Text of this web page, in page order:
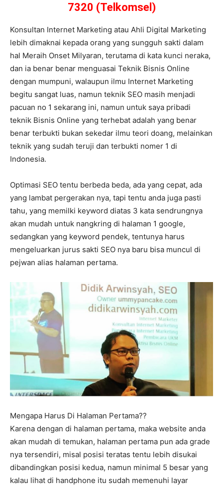
7320 (Telkomsel)
Konsultan Internet Marketing atau Ahli Digital Marketing
lebih dimaknai kepada orang yang sungguh sakti dalam
hal Meraih Onset Milyaran, terutama di kata kunci neraka,
dan ia benar benar menguasai Teknik Bisnis Online
dengan mumpuni, walaupun ilmu Internet Marketing
begitu sangat luas, namun teknik SEO masih menjadi
pacuan no 1 sekarang ini, namun untuk saya pribadi
teknik Bisnis Online yang terhebat adalah yang benar
benar terbukti bukan sekedar ilmu teori doang, melainkan
teknik yang sudah teruji dan terbukti nomer 1 di
Indonesia.
Optimasi SEO tentu berbeda beda, ada yang cepat, ada
yang lambat pergerakan nya, tapi tentu anda juga pasti
tahu, yang memilki keyword diatas 3 kata sendrungnya
akan mudah untuk nangkring di halaman 1 google,
sedangkan yang keyword pendek, tentunya harus
mengeluarkan jurus sakti SEO nya baru bisa muncul di
pejwan alias halaman pertama.
Mengapa Harus Di Halaman Pertama??
Karena dengan di halaman pertama, maka website anda
akan mudah di temukan, halaman pertama pun ada grade
nya tersendiri, misal posisi teratas tentu lebih disukai
dibandingkan posisi kedua, namun minimal 5 besar yang
kalau lihat di handphone itu sudah memenuhi layar